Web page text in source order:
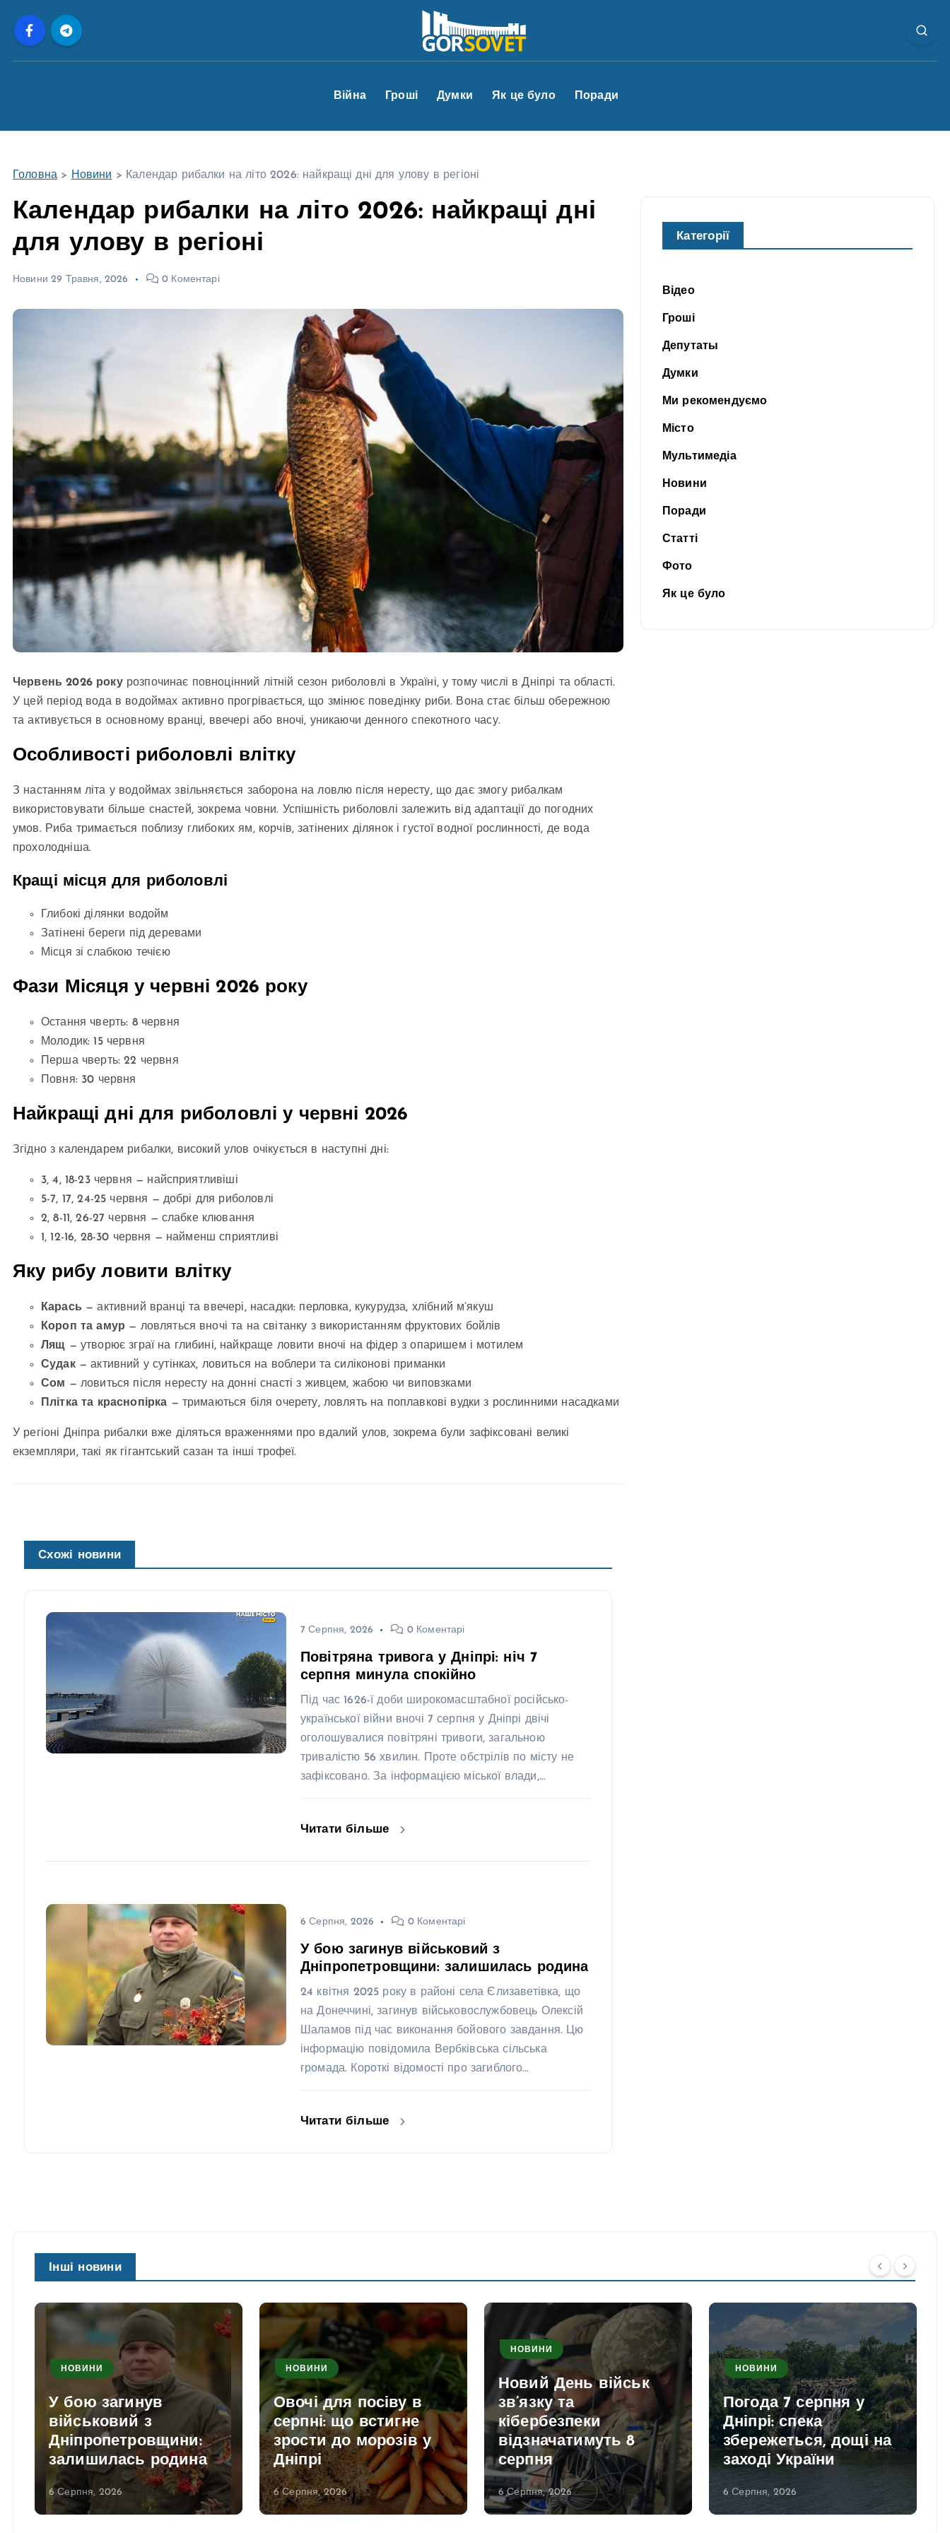
Війна Гроші Думки Як це було Поради
Головна > Новини > Календар рибалки на літо 2026: найкращі дні для улову в регіоні
Календар рибалки на літо 2026: найкращі дні
для улову в регіоні
Новини 29 Травня, 2026 0 Коментарі
Червень 2026 рокурозпочинає повноцінний літній сезон риболовлі в Україні, у тому числі в Дніпрі та області.
У цей період вода в водоймах активно прогрівається, що змінює поведінку риби. Вона стає більш обережною
та активується в основному вранці, ввечері або вночі, уникаючи денного спекотного часу.
Особливості риболовлі влітку
З настанням літа у водоймах звільняється заборона на ловлю після нересту, що дає змогу рибалкам
використовувати більше снастей, зокрема човни. Успішність риболовлі залежить від адаптації до погодних
умов. Риба тримається поблизу глибоких ям, корчів, затінених ділянок і густої водної рослинності, де вода
прохолодніша.
Кращі місця для риболовлі
Глибокі ділянки водойм
Затінені береги під деревами
Місця зі слабкою течією
Фази Місяця у червні 2026 року
Остання чверть: 8 червня
Молодик: 15 червня
Перша чверть: 22 червня
Повня: 30 червня
Найкращі дні для риболовлі у червні 2026
Згідно з календарем рибалки, високий улов очікується в наступні дні:
3, 4, 18-23 червня — найсприятливіші
5-7, 17, 24-25 червня — добрі для риболовлі
2, 8-11, 26-27 червня — слабке клювання
1, 12-16, 28-30 червня — найменш сприятливі
Яку рибу ловити влітку
Карась — активний вранці та ввечері, насадки: перловка, кукурудза, хлібний м’якуш
Короп та амур — ловляться вночі та на світанку з використанням фруктових бойлів
Лящ — утворює зграї на глибині, найкраще ловити вночі на фідер з опаришем і мотилем
Судак— активний у сутінках, ловиться на воблери та силіконові приманки
Сом — ловиться після нересту на донні снасті з живцем, жабою чи виповзками
Плітка та краснопірка — тримаються біля очерету, ловлять на поплавкові вудки з рослинними насадками
У регіоні Дніпра рибалки вже діляться враженнями про вдалий улов, зокрема були зафіксовані великі
екземпляри, такі як гігантський сазан та інші трофеї.
Схожі новини
7 Серпня, 2026 0 Коментарі
Повітряна тривога у Дніпрі: ніч 7
серпня минула спокійно
Під час 1626-ї доби широкомасштабної російсько-
української війни вночі 7 серпня у Дніпрі двічі
оголошувалися повітряні тривоги, загальною
тривалістю 56 хвилин. Проте обстрілів по місту не
зафіксовано. За інформацією міської влади,…
Читати більше
6 Серпня, 2026 0 Коментарі
У бою загинув військовий з
Дніпропетровщини: залишилась родина
24 квітня 2025 року в районі села Єлизаветівка, що
на Донеччині, загинув військовослужбовець Олексій
Шаламов під час виконання бойового завдання. Цю
інформацію повідомила Вербківська сільська
громада. Короткі відомості про загиблого…
Читати більше
Категорії
Відео
Гроші
Депутаты
Думки
Ми рекомендуємо
Місто
Мультимедіа
Новини
Поради
Статті
Фото
Як це було
Інші новини
НОВИНИ
У бою загинув
військовий з
Дніпропетровщини:
залишилась родина
6 Серпня, 2026
НОВИНИ
Овочі для посіву в
серпні: що встигне
зрости до морозів у
Дніпрі
6 Серпня, 2026
НОВИНИ
Новий День військ
зв’язку та
кібербезпеки
відзначатимуть 8
серпня
6 Серпня, 2026
НОВИНИ
Погода 7 серпня у
Дніпрі: спека
збережеться, дощі на
заході України
6 Серпня, 2026